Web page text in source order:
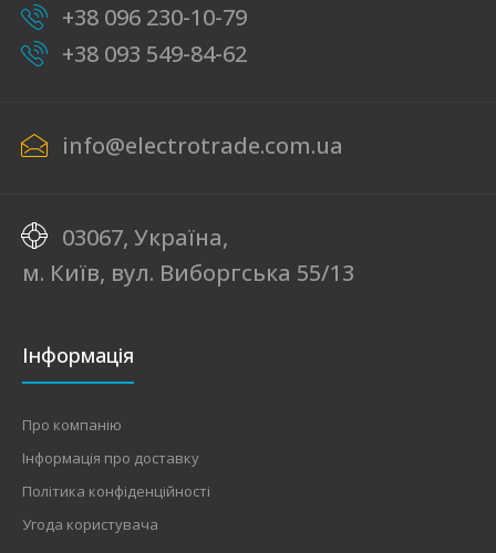
+38 096 230-10-79
+38 093 549-84-62
info@electrotrade.com.ua
03067, Україна,
м. Київ, вул. Виборгська 55/13
Інформація
Про компанію
Інформація про доставку
Політика конфіденційності
Угода користувача